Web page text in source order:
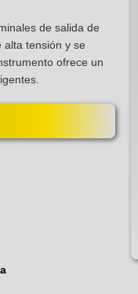
de salida de
alta tensión y se
ofrece un